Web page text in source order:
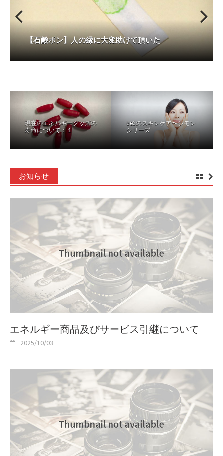
【石鹸ポン】人の縁に大変助けて頂いた
【石鹸ポン】日々の生き方や人との関わり方につ
いて
【石鹸ポン】現在を大切にしながら前向きに生き
る
【石鹸ポン】役割と関わりのあるメッセージが多
かった
【石鹸ポン】自分の価値や存在意義を大切にする
【石鹸ポン】頭の働きに関わることが多かった
【石鹸ポン】固定観念を疑い、本質を見極める
【石鹸ポン】積み重ね結果から自分の役割が見え
た
【箱 断断断】音楽がどっぷりと目の前に再現さ
【石鹸ポン】過去を受け入れ、未来をより鮮明に
描く
【石鹸ポン】健やかに、幸せに、自分を大切に
【石鹸ポン】真の自己実現と他者とのつながり
【石鹸ポン】どう生きるのかというところに還る
【武兎・アカウント更新】症状がピタリと治りま
した！
【石鹸ポン】「自分ごと」の視点を持つ
Previous Next
現在のエネルギーグッズの
寿命について：１
Ge3のスキンケア〜シモン
シリーズ
お知らせ
エネルギー商品及びサービス引継について
2025/10/03